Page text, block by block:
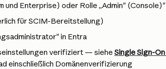
und Enterprise) oder Rolle „Admin" (Console)"
für SCIM-Bereitstellung)
in Entra
verifiziert — siehe Single Sign-On
einschließlich Domänenverifizierung